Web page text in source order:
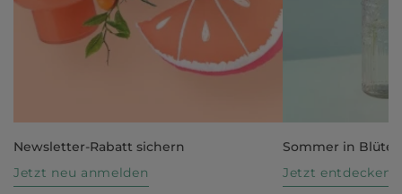
Newsletter-Rabatt sichern
Jetzt neu anmelden
Sommer in Blüte
Jetzt entdecken